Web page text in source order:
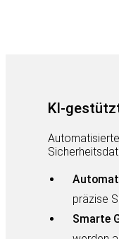
KI-
präzise
Smarte